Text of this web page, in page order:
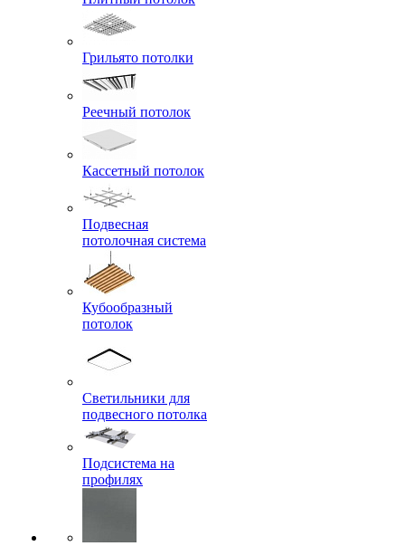
Грильято потолки
Реечный потолок
Кассетный потолок
Подвесная
потолочная система
Кубообразный
потолок
Светильники для
подвесного потолка
Подсистема на
профилях